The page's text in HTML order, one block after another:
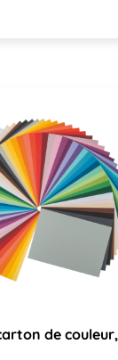
de couleur,